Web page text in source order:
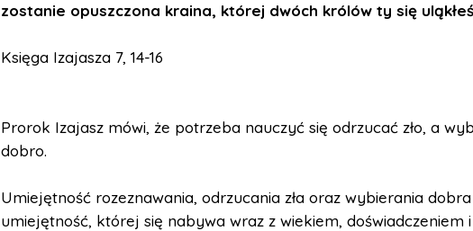
zostanie opuszczona kraina, której dwóch królów ty się
Księga Izajasza 7, 14-16
Prorok Izajasz mówi, że potrzeba nauczyć się odrzucać zło, a
dobro.
Umiejętność rozeznawania, odrzucania zła oraz wybierania
umiejętność, której się nabywa wraz z wiekiem, doświadczeniem